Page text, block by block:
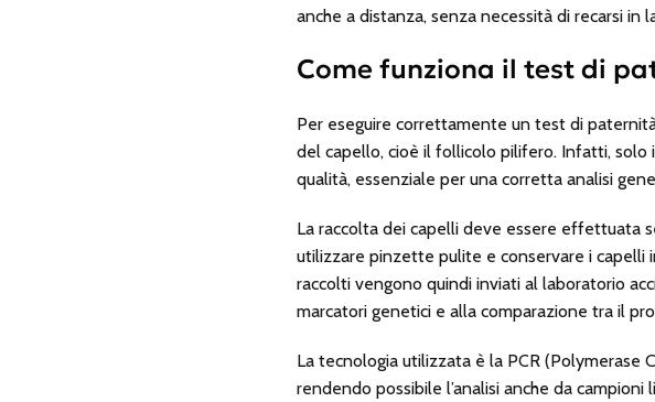
anche a distanza, senza necessità di recarsi
Come funziona il test di
Per eseguire correttamente un test di
del capello, cioè il follicolo pilifero. Infatti,
qualità, essenziale per una corretta analisi
La raccolta dei capelli deve essere effettuata
utilizzare pinzette pulite e conservare i capelli
raccolti vengono quindi inviati al laboratorio
marcatori genetici e alla comparazione tra il
La tecnologia utilizzata è la PCR (Polymerase
rendendo possibile l’analisi anche da